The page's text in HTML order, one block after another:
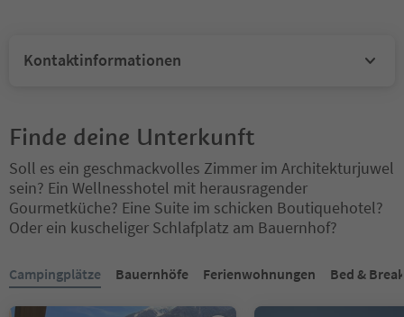
Kontaktinformationen
Finde deine Unterkunft
Soll es ein geschmackvolles Zimmer im Architekturjuwel
sein? Ein Wellnesshotel mit herausragender
Gourmetküche? Eine Suite im schicken Boutiquehotel?
Oder ein kuscheliger Schlafplatz am Bauernhof?
Campingplätze Bauernhöfe Ferienwohnungen Bed &